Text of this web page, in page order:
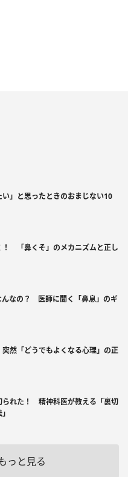
」と思ったときのおまじない10
！ 「鼻くそ」のメカニズムと正し
んなの？ 医師に聞く「鼻息」のギ
然「どうでもよくなる心理」の正
られた！ 精神科医が教える「裏切
っと見る